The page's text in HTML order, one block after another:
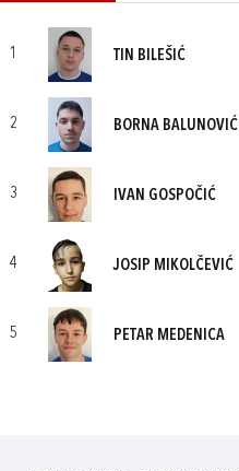
1 TIN BILEŠIĆ
2 BORNA BALUNOVIĆ
3 IVAN GOSPOČIĆ
4 JOSIP MIKOLČEVIĆ
5 PETAR MEDENICA